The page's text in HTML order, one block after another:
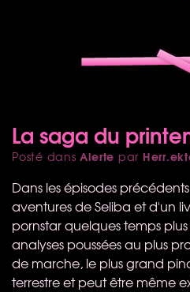
La saga du
Posté dansAlerte par
Dans les épisodes
aventures de Seliba et d'un
pornstar quelques temps
analyses poussées au plus
de marche, le plus grand
terrestre et peut être même